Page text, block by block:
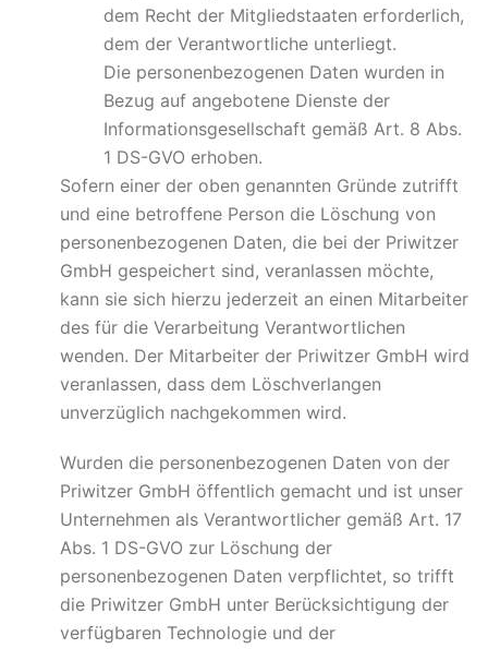
dem Recht der Mitgliedstaaten erforderlich,
dem der Verantwortliche unterliegt.
Die personenbezogenen Daten wurden in
Bezug auf angebotene Dienste der
Informationsgesellschaft gemäß Art. 8 Abs.
1 DS-GVO erhoben.
Sofern einer der oben genannten Gründe zutrifft
und eine betroffene Person die Löschung von
personenbezogenen Daten, die bei der Priwitzer
GmbH gespeichert sind, veranlassen möchte,
kann sie sich hierzu jederzeit an einen Mitarbeiter
des für die Verarbeitung Verantwortlichen
wenden. Der Mitarbeiter der Priwitzer GmbH wird
veranlassen, dass dem Löschverlangen
unverzüglich nachgekommen wird.
Wurden die personenbezogenen Daten von der
Priwitzer GmbH öffentlich gemacht und ist unser
Unternehmen als Verantwortlicher gemäß Art. 17
Abs. 1 DS-GVO zur Löschung der
personenbezogenen Daten verpflichtet, so trifft
die Priwitzer GmbH unter Berücksichtigung der
verfügbaren Technologie und der